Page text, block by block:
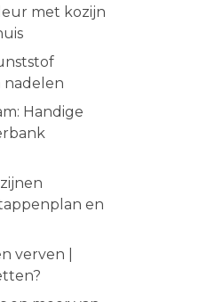
met kozijn
nadelen
Handige
en
verven |